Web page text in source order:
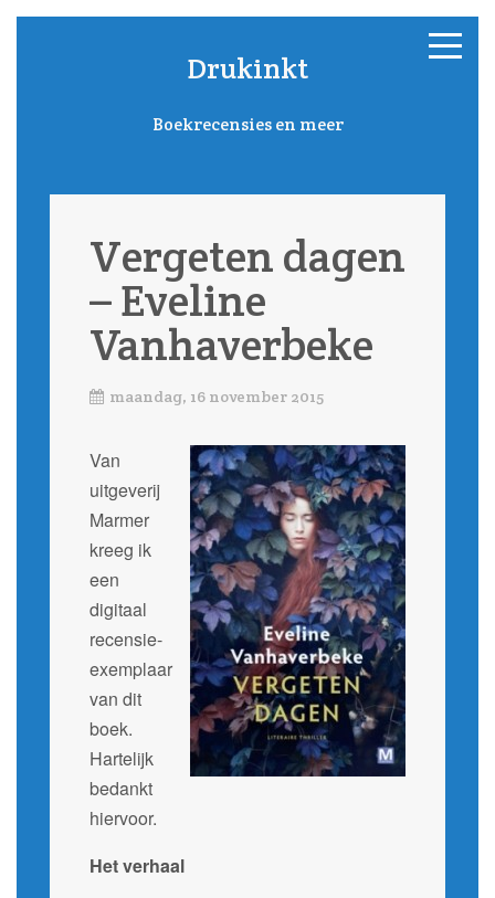
Drukinkt
Boekrecensies en meer
Vergeten dagen
– Eveline
Vanhaverbeke
maandag, 16 november 2015
Van
uitgeverij
Marmer
kreeg ik
een
digitaal
recensie-
exemplaar
van dit
boek.
Hartelijk
bedankt
hiervoor.
Het verhaal